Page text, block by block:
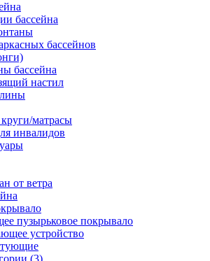
бассейна
бассейнов
бассейна
настил
матрасы
инвалидов
от ветра
пузырьковое покрывало
устройство
(3)